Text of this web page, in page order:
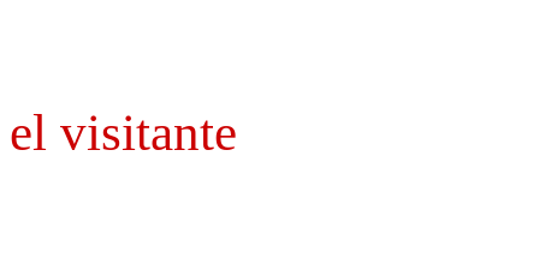
el visitante